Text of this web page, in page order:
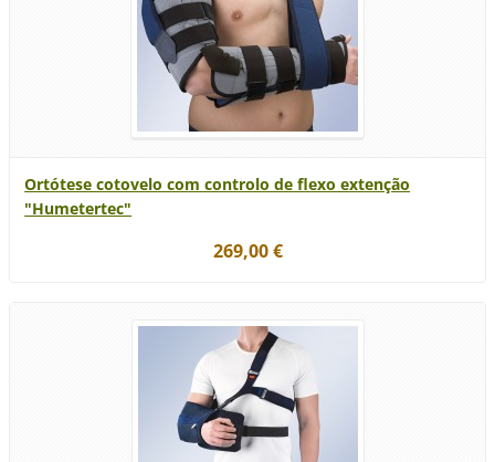
Ortótese cotovelo com controlo de flexo extenção
"Humetertec"
269,00 €